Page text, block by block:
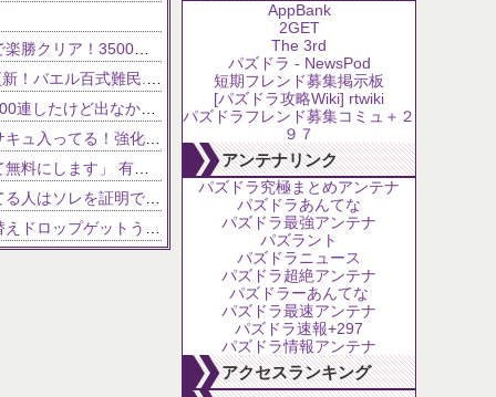
AppBank
2GET
The 3rd
パズドラ - NewsPod
短期フレンド募集掲示板
[パズドラ攻略Wiki] rtwiki
パズドラフレンド募集コミュ＋２
９７
アンテナリンク
パズドラ究極まとめアンテナ
パズドラあんてな
パズドラ最強アンテナ
パズラント
パズドラニュース
パズドラ超絶アンテナ
パズドラーあんてな
パズドラ最速アンテナ
パズドラ速報+297
パズドラ情報アンテナ
アクセスランキング